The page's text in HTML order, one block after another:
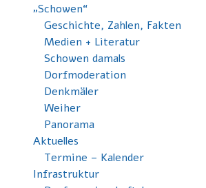
„Schowen“
Geschichte, Zahlen, Fakten
Medien + Literatur
Schowen damals
Dorfmoderation
Denkmäler
Weiher
Panorama
Aktuelles
Termine – Kalender
Infrastruktur